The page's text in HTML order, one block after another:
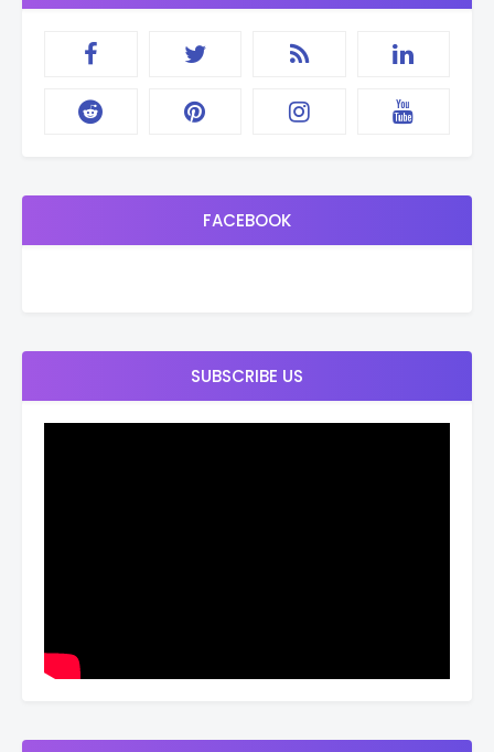
FACEBOOK
SUBSCRIBE US